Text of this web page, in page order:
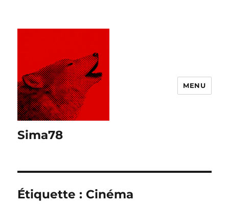
Sima78
MENU
Étiquette : Cinéma